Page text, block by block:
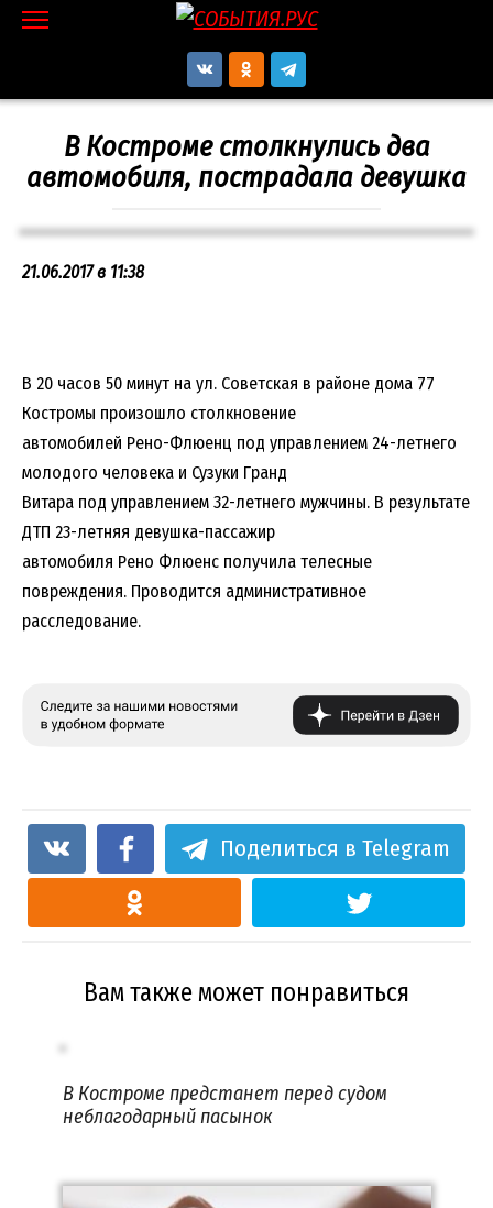
Перейти
В Костроме столкнулись два
автомобиля, пострадала девушка
21.06.2017 в 11:38
В 20 часов 50 минут на ул. Советская в районе дома 77
Костромы произошло столкновение
автомобилей Рено-Флюенц под управлением 24-летнего
молодого человека и Сузуки Гранд
Витара под управлением 32-летнего мужчины. В результате
ДТП 23-летняя девушка-пассажир
автомобиля Рено Флюенс получила телесные
повреждения. Проводится административное
расследование.
Поделиться в Telegram
Вам также может понравиться
В Костроме предстанет перед судом
неблагодарный пасынок